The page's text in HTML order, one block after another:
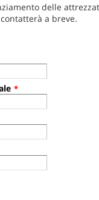
delle
a breve.
*